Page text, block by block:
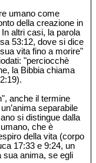
umano come
della creazione in
altri casi, la parola
53:12, dove si dice
vita fino a morire"
"perciocchè
la Bibbia chiama
anche il termine
separabile
si distingue dalla
che è
della vita (corpo
17:33 e 9:24, un
sua anima, se egli